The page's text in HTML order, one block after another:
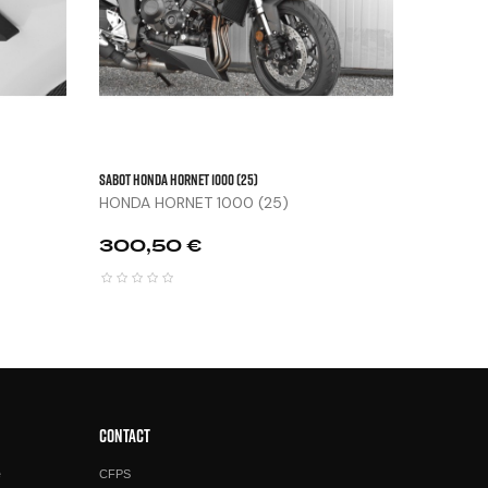
SABOT HONDA HORNET 1000 (25)
HONDA HORNET 1000 (25)
Prix
300,50 €
CONTACT
CFPS